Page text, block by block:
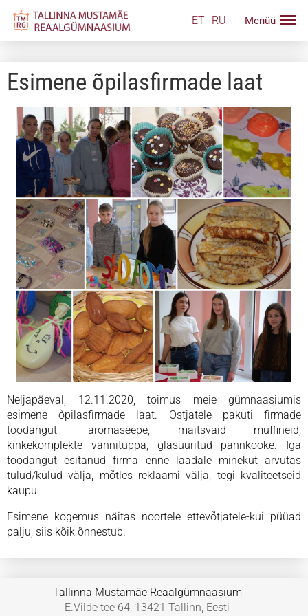
ET RU
Esimene õpilasfirmade laat
Neljapäeval, 12.11.2020, toimus meie gümnaasiumis
esimene õpilasfirmade laat. Ostjatele pakuti firmade
toodangut- aromaseepe, maitsvaid muffineid,
kinkekomplekte vannituppa, glasuuritud pannkooke. Iga
toodangut esitanud firma enne laadale minekut arvutas
tulud/kulud välja, mõtles reklaami välja, tegi kvaliteetseid
kaupu.
Esimene kogemus näitas noortele ettevõtjatele-kui püüad
palju, siis kõik õnnestub.
Tallinna Mustamäe Reaalgümnaasium
E.Vilde tee 64, 13421 Tallinn, Eesti